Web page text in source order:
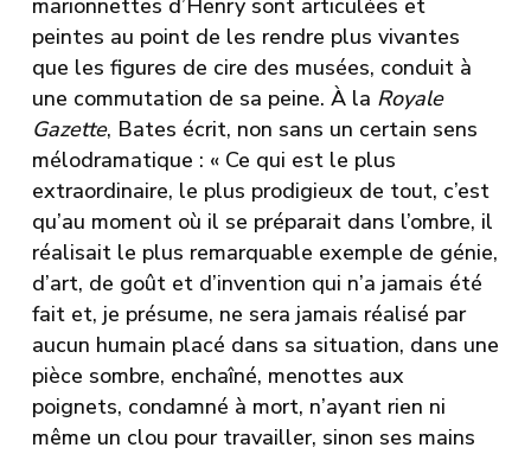
marionnettes d’Henry sont articulées et
peintes au point de les rendre plus vivantes
que les figures de cire des musées, conduit à
une commutation de sa peine. À la Royale
Gazette, Bates écrit, non sans un certain sens
mélodramatique : « Ce qui est le plus
extraordinaire, le plus prodigieux de tout, c’est
qu’au moment où il se préparait dans l’ombre, il
réalisait le plus remarquable exemple de génie,
d’art, de goût et d’invention qui n’a jamais été
fait et, je présume, ne sera jamais réalisé par
aucun humain placé dans sa situation, dans une
pièce sombre, enchaîné, menottes aux
poignets, condamné à mort, n’ayant rien ni
même un clou pour travailler, sinon ses mains